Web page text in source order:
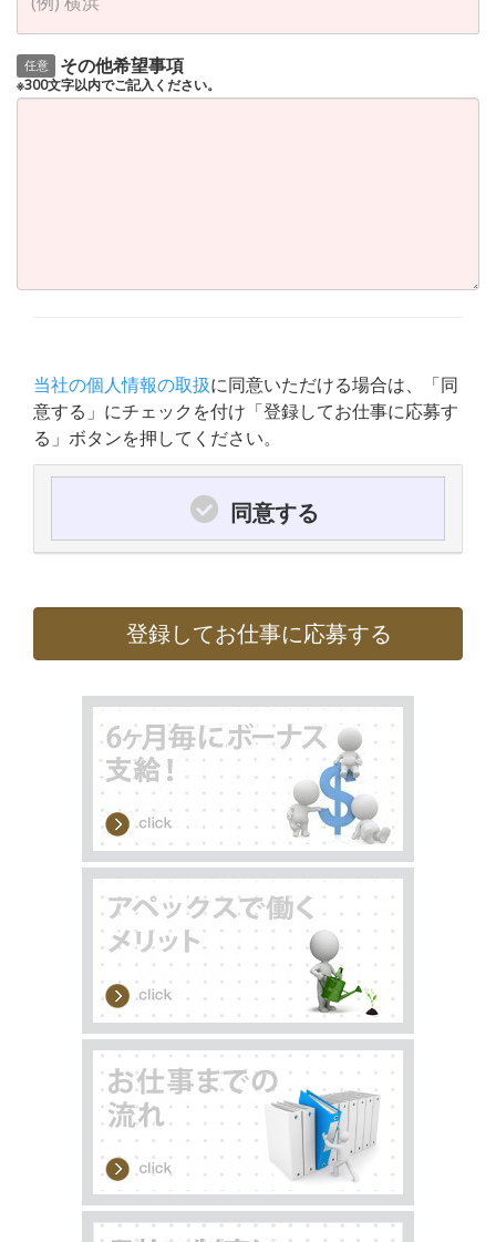
任意 その他希望事項
※300文字以内でご記入ください。
当社の個人情報の取扱に同意いただける場合は、「同
意する」にチェックを付け「登録してお仕事に応募す
る」ボタンを押してください。
同意する